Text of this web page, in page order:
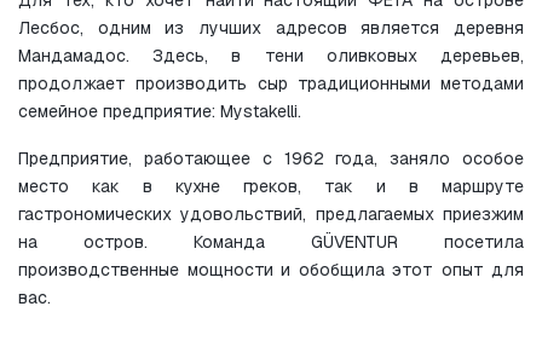
Лесбос, одним из лучших адресов является деревня
Мандамадос. Здесь, в тени оливковых деревьев,
продолжает производить сыр традиционными методами
семейное предприятие: Mystakelli.
Предприятие, работающее с 1962 года, заняло особое
место как в кухне греков, так и в маршруте
гастрономических удовольствий, предлагаемых приезжим
на остров. Команда GÜVENTUR посетила
производственные мощности и обобщила этот опыт для
вас.